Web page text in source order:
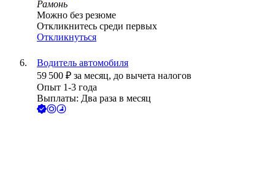
Рамонь
Можно без резюме
Откликнитесь среди первых
Откликнуться
Водитель автомобиля
59 500 ₽ за месяц, до вычета налогов
Опыт 1-3 года
Выплаты: Два раза в месяц